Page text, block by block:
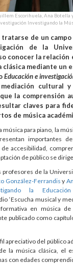
Escorihuela, Ana Botella
Investigando la
de un
de la
conocer la relación
clásica mediante un
Educación e
cultural
la comprensión
claves para
de música
música para piano, la
importantes
accesibilidad,
de público se
profesores de la
González-Ferrandis y
la
‘Escucha musical y
en música de
publicado como
apreciativo del público
la música clásica, el
con edades